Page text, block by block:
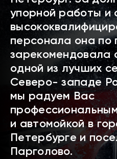
упорной работы и
персонала она по
зарекомендовала
одной из лучших
Северо- западе
мы радуем Вас
и автомойкой в
Петербурге и
Парголово.